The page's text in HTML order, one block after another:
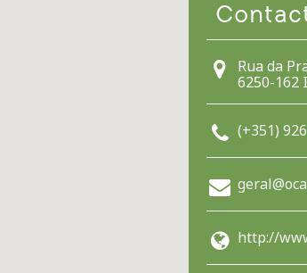
Rua da
6250-162
(+351)
http://